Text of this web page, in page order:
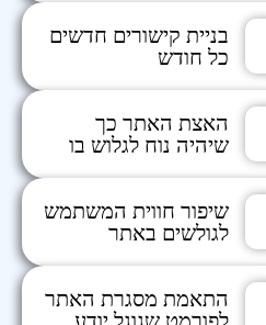
בניית קישורים חדשים
כל חודש
האצת האתר כך
שיהיה נוח לגלוש בו
שיפור חווית המשתמש
לגולשים באתר
התאמת מסגרת האתר
לפורמט שגוגל יודע